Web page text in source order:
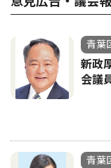
青葉
新政
会議
青葉